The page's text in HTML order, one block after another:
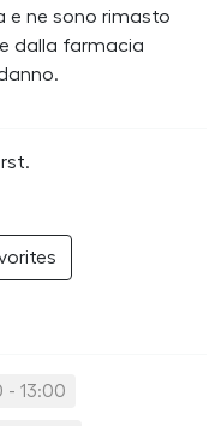
e ne sono rimasto
dalla farmacia
- 13:00